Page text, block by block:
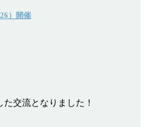
）開催
交流となりました！